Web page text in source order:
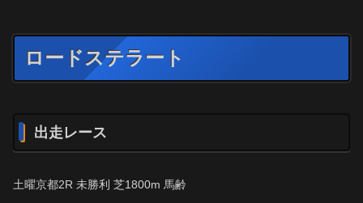
ロードステラート
出走レース
土曜京都2R 未勝利 芝1800m 馬齢